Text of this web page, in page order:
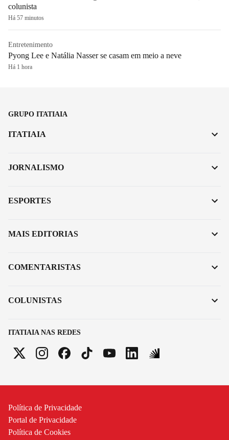
colunista
Há 57 minutos
Entretenimento
Pyong Lee e Natália Nasser se casam em meio a neve
Há 1 hora
GRUPO ITATIAIA
ITATIAIA NAS REDES
ITATIAIA
JORNALISMO
ESPORTES
MAIS EDITORIAS
COMENTARISTAS
COLUNISTAS
Política de Privacidade
Portal de Privacidade
Política de Cookies